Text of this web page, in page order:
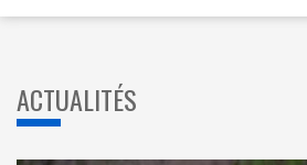
ACTUALITÉS